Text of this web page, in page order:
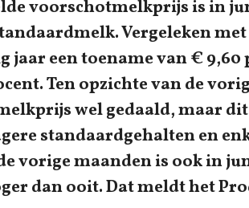
voorschotmelkprijs is in
Vergeleken
jaar een toename van € 9,60
Ten opzichte van de
wel gedaald, maar
standaardgehalten en
vorige maanden is ook in
dan ooit. Dat meldt het